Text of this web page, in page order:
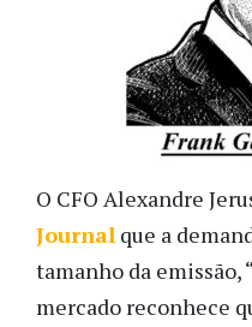
O CFO Alexandre
Journal que a
tamanho da emissão,
mercado reconhece